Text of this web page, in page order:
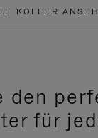
KOFFER
den
für